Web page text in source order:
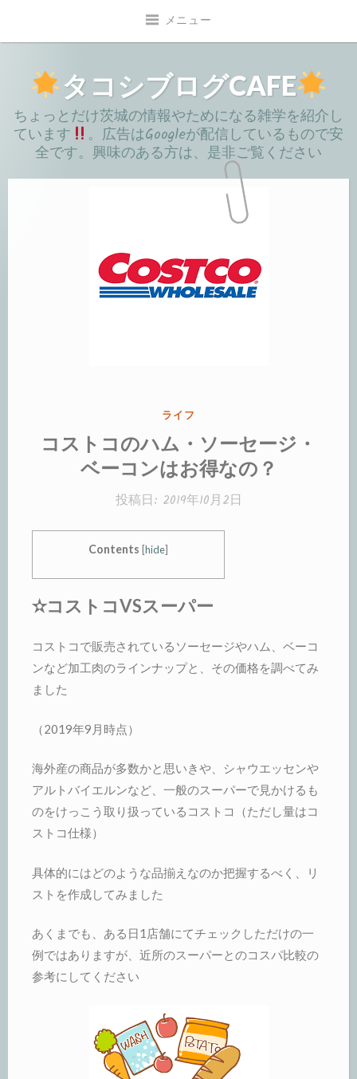
メニュー
タコシブログCAFE
ちょっとだけ茨城の情報やためになる雑学を紹介し
ています
。広告はGoogleが配信しているもので安
全です。興味のある方は、是非ご覧ください
カ
ゴ
リ
ライフ
コストコのハム・ソーセージ・
ベーコンはお得なの？
投稿日: 2019年10月2日
Contents [hide]
✫コストコVSスーパー
コストコで販売されているソーセージやハム、ベーコ
ンなど加工肉のラインナップと、その価格を調べてみ
ました
（2019年9月時点）
海外産の商品が多数かと思いきや、シャウエッセンや
アルトバイエルンなど、一般のスーパーで見かけるも
のをけっこう取り扱っているコストコ（ただし量はコ
ストコ仕様）
具体的にはどのような品揃えなのか把握するべく、リ
ストを作成してみました
あくまでも、ある日1店舗にてチェックしただけの一
例ではありますが、近所のスーパーとのコスパ比較の
参考にしてください